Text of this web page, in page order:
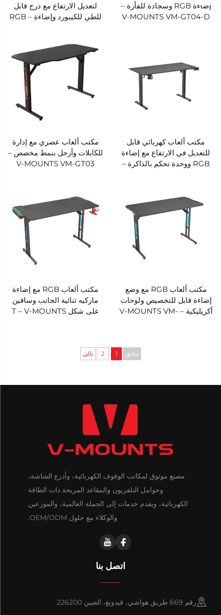
إضاءة RGB وسجادة للفأرة –
V-MOUNTS VM-GT04-D
لتعديل الارتفاع مع درج قابل
للطي للكيبورد وإضاءة RGB –
مكتب ألعاب كهربائي قابل
للتعديل في الارتفاع مع إضاءة
RGB ووحدة تحكم بالذاكرة –
مكتب ألعاب عصري مع إدارة
للكابلات وأرجل بنمط مخصص –
V-MOUNTS VM-GT03
مكتب ألعاب RGB مع وضع
إضاءة قابل للتخصيص ولوحات
أكريليكية – V-MOUNTS VM-
مكتب ألعاب RGB مع إضاءة
ماركيه ثنائية الجانب وساقين
على شكل T – V-MOUNTS
سابق 1
2 تالي
مصنع موثوق لمكاتب الوقوف الكهربائية، وأذرع الشاشة،
وحوامل التلفزيون والمقاعد المريحة ذات الطاقة
الكهربائية، ويقدم خدمات إلى الجملة العالمية، والموزعين
والوكلاء مع حلول OEM/ODM.
اتصل بنا
رقم 669 طريق هواشي، قيدونغ، الصين 226200